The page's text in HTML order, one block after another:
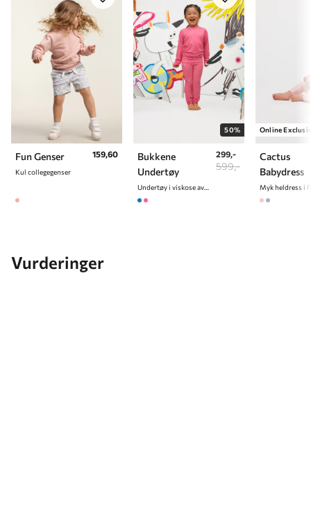
134 cm
10 år 140 cm
Fun Genser
Kul collegegenser
159,60
50%
Bukkene
Undertøy
Undertøy i viskose av bambus
299,-
599,-
Online
Cactus
Babydress
Myk heldress i
Vurderinger